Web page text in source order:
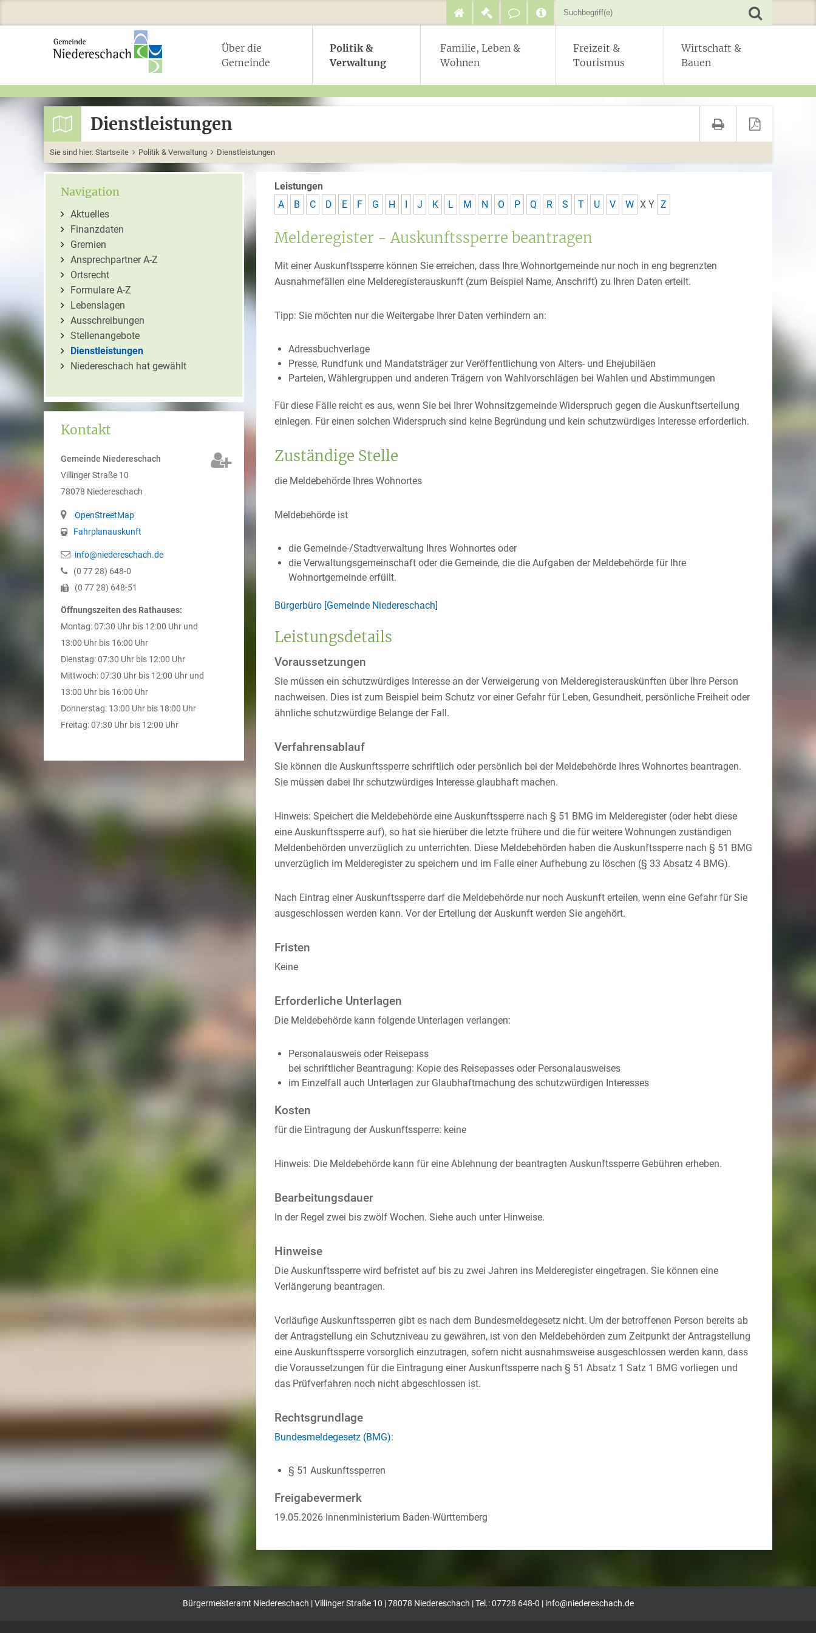
Über die
Gemeinde
Politik &
Verwaltung
Familie, Leben &
Wohnen
Freizeit &
Tourismus
Wirtschaft &
Bauen
Dienstleistungen
Sie sind hier: Startseite Politik & Verwaltung Dienstleistungen
Navigation
Aktuelles
Finanzdaten
Gremien
Ansprechpartner A-Z
Ortsrecht
Formulare A-Z
Lebenslagen
Ausschreibungen
Stellenangebote
Dienstleistungen
Niedereschach hat gewählt
Kontakt
Gemeinde Niedereschach
Villinger Straße 10
78078 Niedereschach
OpenStreetMap
Fahrplanauskunft
info@niedereschach.de
(0 7728) 648-0
(0 7728) 648-51
Öffnungszeiten des Rathauses:
Montag: 07:30 Uhr bis 12:00 Uhr und
13:00 Uhr bis 16:00 Uhr
Dienstag: 07:30 Uhr bis 12:00 Uhr
Mittwoch: 07:30 Uhr bis 12:00 Uhr und
13:00 Uhr bis 16:00 Uhr
Donnerstag: 13:00 Uhr bis 18:00 Uhr
Freitag: 07:30 Uhr bis 12:00 Uhr
Leistungen
A
B C D E F G H I J K L M N O P Q R S T U V W X Y Z
Melderegister - Auskunftssperre beantragen
Mit einer Auskunftssperre können Sie erreichen, dass Ihre Wohnortgemeinde nur noch in eng begrenzten
Ausnahmefällen eine Melderegisterauskunft (zum Beispiel Name, Anschrift) zu Ihren Daten erteilt.
Tipp: Sie möchten nur die Weitergabe Ihrer Daten verhindern an:
Adressbuchverlage
Presse, Rundfunk und Mandatsträger zur Veröffentlichung von Alters- und Ehejubiläen
Parteien, Wählergruppen und anderen Trägern von Wahlvorschlägen bei Wahlen und Abstimmungen
Für diese Fälle reicht es aus, wenn Sie bei Ihrer Wohnsitzgemeinde Widerspruch gegen die Auskunftserteilung
einlegen. Für einen solchen Widerspruch sind keine Begründung und kein schutzwürdiges Interesse erforderlich.
Zuständige Stelle
die Meldebehörde Ihres Wohnortes
Meldebehörde ist
die Gemeinde-/Stadtverwaltung Ihres Wohnortes oder
die Verwaltungsgemeinschaft oder die Gemeinde, die die Aufgaben der Meldebehörde für Ihre
Wohnortgemeinde erfüllt.
Bürgerbüro [Gemeinde Niedereschach]
Leistungsdetails
Voraussetzungen
Sie müssen ein schutzwürdiges Interesse an der Verweigerung von Melderegisterauskünften über Ihre Person
nachweisen. Dies ist zum Beispiel beim Schutz vor einer Gefahr für Leben, Gesundheit, persönliche Freiheit oder
ähnliche schutzwürdige Belange der Fall.
Verfahrensablauf
Sie können die Auskunftssperre schriftlich oder persönlich bei der Meldebehörde Ihres Wohnortes beantragen.
Sie müssen dabei Ihr schutzwürdiges Interesse glaubhaft machen.
Hinweis: Speichert die Meldebehörde eine Auskunftssperre nach § 51 BMG im Melderegister (oder hebt diese
eine Auskunftssperre auf), so hat sie hierüber die letzte frühere und die für weitere Wohnungen zuständigen
Meldenbehörden unverzüglich zu unterrichten. Diese Meldebehörden haben die Auskunftssperre nach § 51 BMG
unverzüglich im Melderegister zu speichern und im Falle einer Aufhebung zu löschen (§ 33 Absatz 4 BMG).
Nach Eintrag einer Auskunftssperre darf die Meldebehörde nur noch Auskunft erteilen, wenn eine Gefahr für Sie
ausgeschlossen werden kann. Vor der Erteilung der Auskunft werden Sie angehört.
Fristen
Keine
Erforderliche Unterlagen
Die Meldebehörde kann folgende Unterlagen verlangen:
Personalausweis oder Reisepass
bei schriftlicher Beantragung: Kopie des Reisepasses oder Personalausweises
im Einzelfall auch Unterlagen zur Glaubhaftmachung des schutzwürdigen Interesses
Kosten
für die Eintragung der Auskunftssperre: keine
Hinweis: Die Meldebehörde kann für eine Ablehnung der beantragten Auskunftssperre Gebühren erheben.
Bearbeitungsdauer
In der Regel zwei bis zwölf Wochen. Siehe auch unter Hinweise.
Hinweise
Die Auskunftssperre wird befristet auf bis zu zwei Jahren ins Melderegister eingetragen. Sie können eine
Verlängerung beantragen.
Vorläufige Auskunftssperren gibt es nach dem Bundesmeldegesetz nicht. Um der betroffenen Person bereits ab
der Antragstellung ein Schutzniveau zu gewähren, ist von den Meldebehörden zum Zeitpunkt der Antragstellung
eine Auskunftssperre vorsorglich einzutragen, sofern nicht ausnahmsweise ausgeschlossen werden kann, dass
die Voraussetzungen für die Eintragung einer Auskunftssperre nach § 51 Absatz 1 Satz 1 BMG vorliegen und
das Prüfverfahren noch nicht abgeschlossen ist.
Rechtsgrundlage
Bundesmeldegesetz (BMG):
§ 51 Auskunftssperren
Freigabevermerk
19.05.2026 Innenministerium Baden-Württemberg
Bürgermeisteramt Niedereschach | Villinger Straße 10 | 78078 Niedereschach | Tel.: 07728 648-0 | info@niedereschach.de